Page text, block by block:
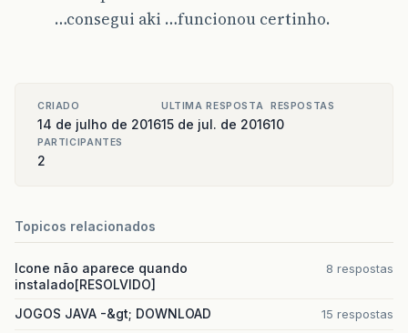
…consegui aki …funcionou certinho.
CRIADO
14 de julho de 2016
ULTIMA RESPOSTA
15 de jul. de 2016
RESPOSTAS
10
PARTICIPANTES
2
Topicos relacionados
Icone não aparece quando
instalado[RESOLVIDO]
8 respostas
JOGOS JAVA -&gt; DOWNLOAD 15 respostas